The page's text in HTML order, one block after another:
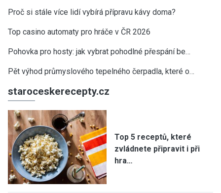
Proč si stále více lidí vybírá přípravu kávy doma?
Top casino automaty pro hráče v ČR 2026
Pohovka pro hosty: jak vybrat pohodlné přespání be…
Pět výhod průmyslového tepelného čerpadla, které o…
staroceskerecepty.cz
Top 5 receptů, které
zvládnete připravit i při
hra…